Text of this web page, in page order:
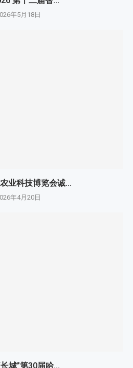
年5月18日
业科技博览会诚...
年4月20日
城”第30届哈...